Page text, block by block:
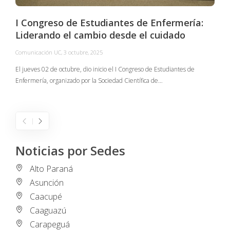
I Congreso de Estudiantes de Enfermería:
Liderando el cambio desde el cuidado
Comunicación UC, 3 octubre, 2025
El jueves 02 de octubre, dio inicio el I Congreso de Estudiantes de
Enfermería, organizado por la Sociedad Científica de…
Noticias por Sedes
Alto Paraná
Asunción
Caacupé
Caaguazú
Carapeguá